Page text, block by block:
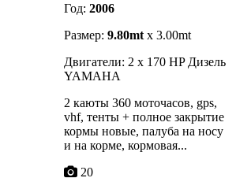
Год: 2006
Размер: 9.80mt x 3.00mt
Двигатели: 2 x 170 HP Дизель
YAMAHA
2 каюты 360 моточасов, gps,
vhf, тенты + полное закрытие
кормы новые, палуба на носу
и на корме, кормовая...
20